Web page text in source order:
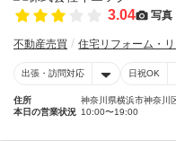
3.04 写真
不動産売買 住宅リフォーム・
出張・訪問対応 日祝OK
住所
神奈川県横浜市神奈川
本日の営業状況 10:00〜19:00